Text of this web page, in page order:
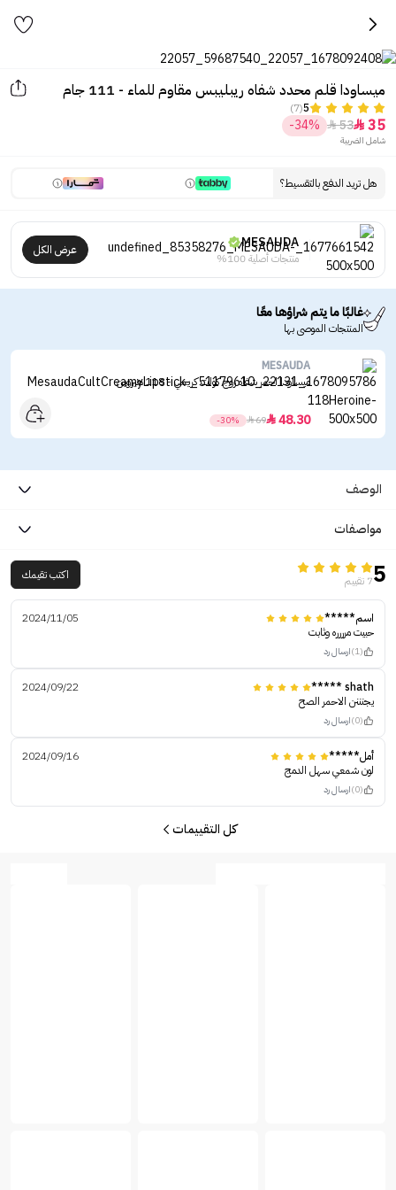
ميساودا قلم محدد شفاه ريبليبس مقاوم للماء - 111 جام
5
(7)
35

53

-34%
شامل الضريبة
هل تريد الدفع بالتقسيط؟
MESAUDA
منتجات أصلية 100%
عرض الكل
غالبًا ما يتم شراؤها معًا
المنتجات الموصى بها
MESAUDA
ميساودا احمر شفاه روج كولت كريمي - 118 هيروين
48.30

69

-30%
الوصف
مواصفات
57 تقييم اكتب تقيمك
اسم*****
2024/11/05
حبيت مرررره وثابت
(1) ارسال رد
shath *****
2024/09/22
يجنننن الاحمر الصح
(0) ارسال رد
أمل*****
2024/09/16
لون شمعي سهل الدمج
(0) ارسال رد
كل التقييمات